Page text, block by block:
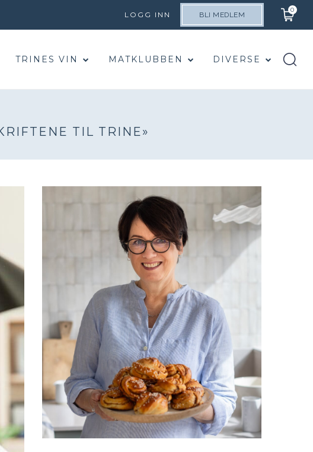
LOGG INN BLI MEDLEM
0
TRINES VIN MATKLUBBEN DIVERSE
TIL TRINE»